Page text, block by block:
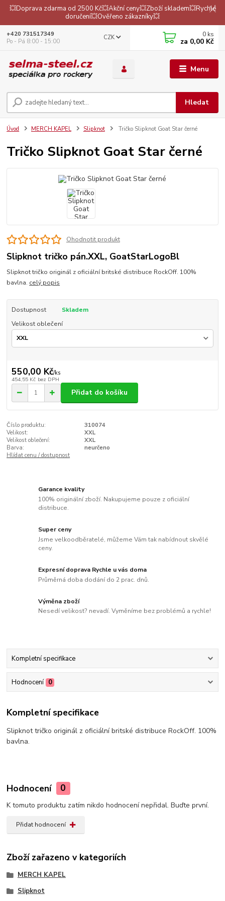
💥Doprava zdarma od 2500 Kč💥Akční ceny💥Zboží skladem💥Rychlé
doručení💥Ověřeno zákazníky💥
Menu
CZK
Hledat
+420 731517349
Po - Pá 8:00 - 15:00
0 ks
za 0,00 Kč
Úvod MERCH KAPEL Slipknot Tričko Slipknot Goat Star černé
Tričko Slipknot Goat Star černé
Ohodnotit produkt
Slipknot tričko pán.XXL, GoatStarLogoBl
Slipknot tričko originál z oficiální britské distribuce RockOff. 100%
bavlna. celý popis
Dostupnost
Skladem
Velikost oblečení
550,00 Kč/ks
454,55 Kč bez DPH
Přidat do košíku
Číslo produktu:
310074
Velikost:
XXL
Velikost oblečení:
XXL
Barva:
neurčeno
Hlídat cenu / dostupnost
Garance kvality
100% originální zboží. Nakupujeme pouze z oficiální
distribuce.
Super ceny
Jsme velkoodběratelé, můžeme Vám tak nabídnout skvělé
ceny.
Expresní doprava Rychle u vás doma
Průměrná doba dodání do 2 prac. dnů.
Výměna zboží
Nesedí velikost? nevadí. Vyměníme bez problémů a rychle!
Kompletní specifikace
Hodnocení 0
Kompletní specifikace
Slipknot tričko originál z oficiální britské distribuce RockOff. 100%
bavlna.
Hodnocení 0
K tomuto produktu zatím nikdo hodnocení nepřidal. Buďte první.
Přidat hodnocení
Zboží zařazeno v kategoriích
MERCH KAPEL
Slipknot